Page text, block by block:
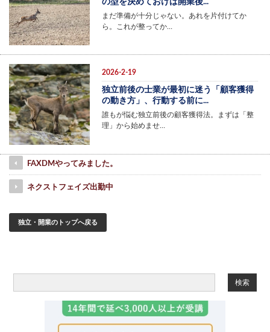
まだ準備が十分じゃない。あれを片付けてか
ら。これが整ってか…
2026-2-19
独立前後の士業が最初に迷う「顧客獲得
の動き方」、行動する前に...
誰もが悩む独立前後の顧客獲得法。まずは「整
理」から始めませ…
FAXDMやってみました。
ネクストフェイズ出勤中
独立・開業のトップへ戻る